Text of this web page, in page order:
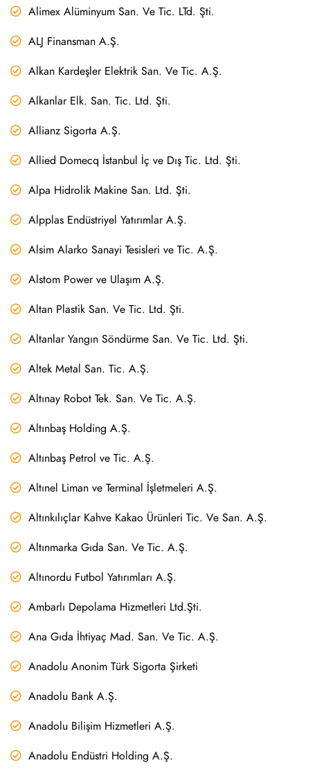
Alimex Alüminyum San. Ve Tic. LTd. Şti.
ALJ Finansman A.Ş.
Alkan Kardeşler Elektrik San. Ve Tic. A.Ş.
Alkanlar Elk. San. Tic. Ltd. Şti.
Allianz Sigorta A.Ş.
Allied Domecq İstanbul İç ve Dış Tic. Ltd. Şti.
Alpa Hidrolik Makine San. Ltd. Şti.
Alpplas Endüstriyel Yatırımlar A.Ş.
Alsim Alarko Sanayi Tesisleri ve Tic. A.Ş.
Alstom Power ve Ulaşım A.Ş.
Altan Plastik San. Ve Tic. Ltd. Şti.
Altanlar Yangın Söndürme San. Ve Tic. Ltd. Şti.
Altek Metal San. Tic. A.Ş.
Altınay Robot Tek. San. Ve Tic. A.Ş.
Altınbaş Holding A.Ş.
Altınbaş Petrol ve Tic. A.Ş.
Altınel Liman ve Terminal İşletmeleri A.Ş.
Altınkılıçlar Kahve Kakao Ürünleri Tic. Ve San. A.Ş.
Altınmarka Gıda San. Ve Tic. A.Ş.
Altınordu Futbol Yatırımları A.Ş.
Ambarlı Depolama Hizmetleri Ltd.Şti.
Ana Gıda İhtiyaç Mad. San. Ve Tic. A.Ş.
Anadolu Anonim Türk Sigorta Şirketi
Anadolu Bank A.Ş.
Anadolu Bilişim Hizmetleri A.Ş.
Anadolu Endüstri Holding A.Ş.